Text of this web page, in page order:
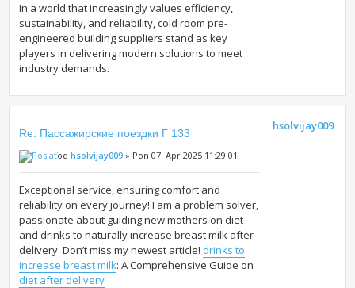
In a world that increasingly values efficiency,
sustainability, and reliability, cold room pre-
engineered building suppliers stand as key
players in delivering modern solutions to meet
industry demands.
Re: Пассажирские поездки Г 133
odhsolvijay009 » Pon 07. Apr 2025 11:29:01
Exceptional service, ensuring comfort and
reliability on every journey! I am a problem solver,
passionate about guiding new mothers on diet
and drinks to naturally increase breast milk after
delivery. Don’t miss my newest article! drinks to
increase breast milk: A Comprehensive Guide on
diet after delivery
hsolvijay009